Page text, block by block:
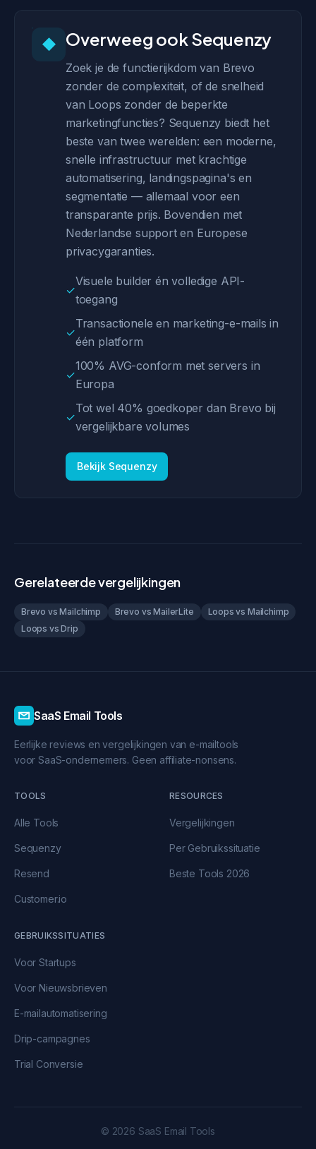
◆ Overweeg ook Sequenzy
Zoek je de functierijkdom van Brevo
zonder de complexiteit, of de snelheid
van Loops zonder de beperkte
marketingfuncties? Sequenzy biedt het
beste van twee werelden: een moderne,
snelle infrastructuur met krachtige
automatisering, landingspagina's en
segmentatie — allemaal voor een
transparante prijs. Bovendien met
Nederlandse support en Europese
privacygaranties.
✓
Visuele builder én volledige API-
toegang
✓
Transactionele en marketing-e-mails in
één platform
✓
100% AVG-conform met servers in
Europa
✓
Tot wel 40% goedkoper dan Brevo bij
vergelijkbare volumes
Bekijk Sequenzy
Gerelateerde vergelijkingen
Brevo vs Mailchimp Brevo vs MailerLite
Loops vs Mailchimp
Loops vs Drip
SaaS Email Tools
Eerlijke reviews en vergelijkingen van e-mailtools
voor SaaS-ondernemers. Geen affiliate-nonsens.
TOOLS
Alle Tools
Sequenzy
Resend
Customer.io
RESOURCES
Vergelijkingen
Per Gebruikssituatie
Beste Tools 2026
GEBRUIKSSITUATIES
Voor Startups
Voor Nieuwsbrieven
E-mailautomatisering
Drip-campagnes
Trial Conversie
© 2026 SaaS Email Tools